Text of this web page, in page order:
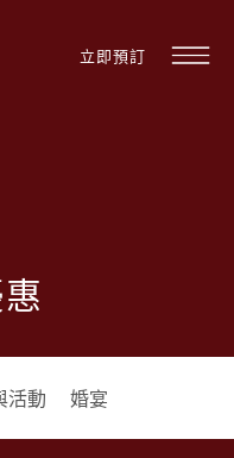
立即預訂
活動 婚宴